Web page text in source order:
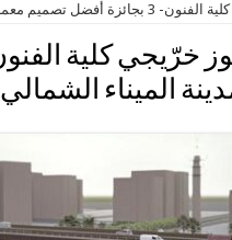
معماري لمدخل مدينة الميناء الشمالي
الميناء الشمالي